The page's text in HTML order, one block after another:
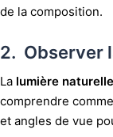
de la composition.
2. Observer
La lumière naturelle
comprendre
et angles de vue